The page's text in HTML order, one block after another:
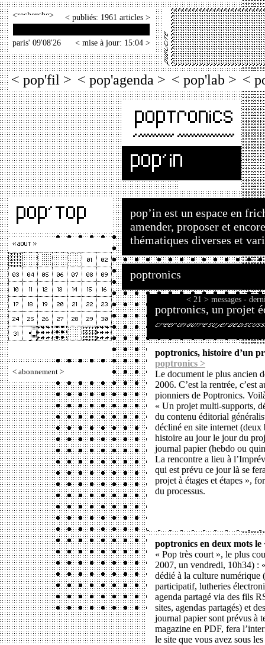
< > < publiés: 1961 articles >
paris' 09'08'26 < mise à jour: 15:04 >
< pop'fil > < pop'agenda > < pop'lab > <
< abonnement >
pop’in est un espace en
amender, proposer et
thématiques diverses et
poptronics
< 21 > messages -
poptronics, un projet
poptronics, histoire d’un
poptronics >
Le document le plus ancien
2006. C’est la rentrée, c’est
pionniers de Poptronics.
« Un projet multi-supports,
du contenu éditorial
décliné en site internet (deux
histoire au jour le jour du
journal papier (hebdo ou
La rencontre a lieu à
qui est prévu ce jour là se
projet à étages et étapes »,
du processus.
poptronics en deux mots
« Pop très court », le plus
2007, un vendredi, 10h34) :
dédié à la culture numérique
participatif, lutheries
agenda partagé via des fils
sites, agendas partagés) et
journal papier sont prévus à
magazine en PDF, fera
le site que vous avez sous